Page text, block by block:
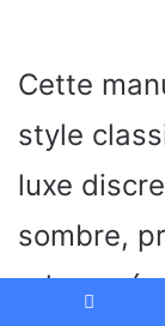
Cette
style
luxe
sombre,
rehaussé